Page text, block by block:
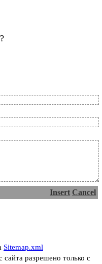
Insert Cancel
Sitemap.xml
разрешено только с